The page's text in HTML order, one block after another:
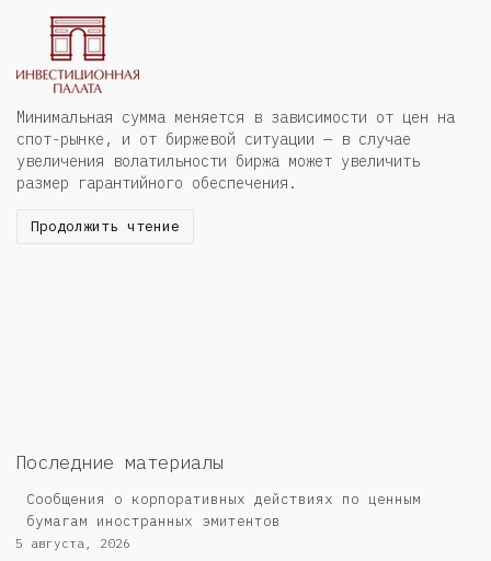
Минимальная сумма меняется в зависимости от цен на
спот-рынке, и от биржевой ситуации — в случае
увеличения волатильности биржа может увеличить
размер гарантийного обеспечения.
Продолжить чтение
Последние материалы
Сообщения о корпоративных действиях по ценным
бумагам иностранных эмитентов
5 августа, 2026